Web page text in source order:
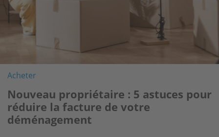
Acheter
Nouveau propriétaire : 5 astuces pour
réduire la facture de votre
déménagement